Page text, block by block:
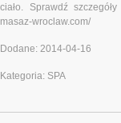
ciało. Sprawdź
masaz-wroclaw.com/
Dodane: 2014-04-16
Kategoria: SPA